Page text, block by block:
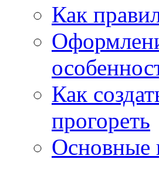
Как
Как
прогореть
Основные